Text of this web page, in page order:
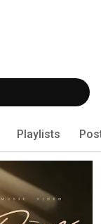
Playlists